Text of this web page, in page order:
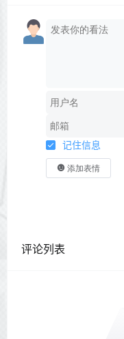
记住信息
添加表情
评论列表